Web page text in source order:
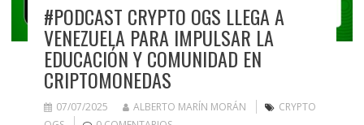
#PODCAST CRYPTO OGS LLEGA A
VENEZUELA PARA IMPULSAR LA
EDUCACIÓN Y COMUNIDAD EN
CRIPTOMONEDAS
07/07/2025 ALBERTO MARÍN MORÁN
CRYPTO